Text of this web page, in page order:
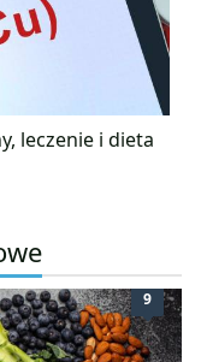
leczenie i dieta
9